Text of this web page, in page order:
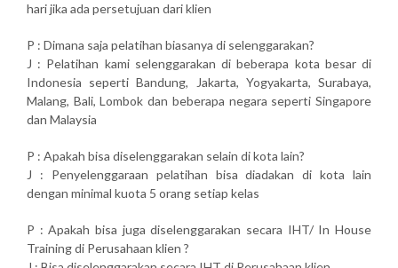
hari jika ada persetujuan dari klien
P : Dimana saja pelatihan biasanya di selenggarakan?
J : Pelatihan kami selenggarakan di beberapa kota besar di
Indonesia seperti Bandung, Jakarta, Yogyakarta, Surabaya,
Malang, Bali, Lombok dan beberapa negara seperti Singapore
dan Malaysia
P : Apakah bisa diselenggarakan selain di kota lain?
J : Penyelenggaraan pelatihan bisa diadakan di kota lain
dengan minimal kuota 5 orang setiap kelas
P : Apakah bisa juga diselenggarakan secara IHT/ In House
Training di Perusahaan klien ?